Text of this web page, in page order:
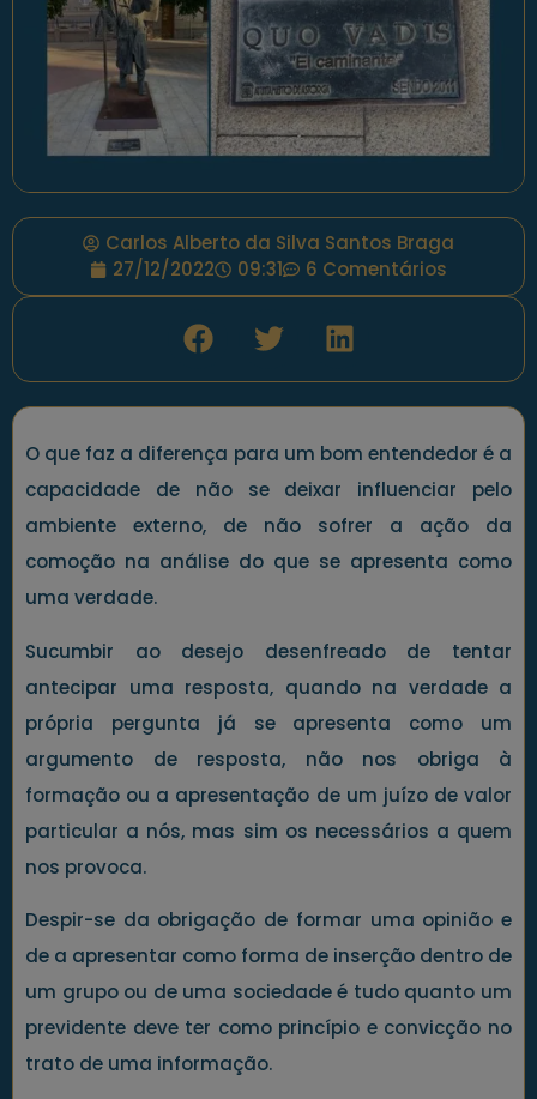
Carlos Alberto da Silva Santos Braga
27/12/2022
09:31 6 Comentários
O que faz a diferença para um bom entendedor é a
capacidade de não se deixar influenciar pelo
ambiente externo, de não sofrer a ação da
comoção na análise do que se apresenta como
uma verdade.
Sucumbir ao desejo desenfreado de tentar
antecipar uma resposta, quando na verdade a
própria pergunta já se apresenta como um
argumento de resposta, não nos obriga à
formação ou a apresentação de um juízo de valor
particular a nós, mas sim os necessários a quem
nos provoca.
Despir-se da obrigação de formar uma opinião e
de a apresentar como forma de inserção dentro de
um grupo ou de uma sociedade é tudo quanto um
previdente deve ter como princípio e convicção no
trato de uma informação.